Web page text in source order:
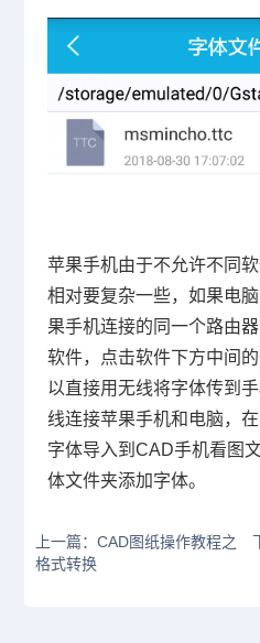
苹果手机由于不允许不同
相对要复杂一些，如果电
果手机连接的同一个路由
软件，点击软件下方中间的
以直接用无线将字体传到
线连接苹果手机和电脑，
字体导入到 CAD手机看图
体文件夹添加字体。
上一篇：CAD图纸操作教程之
格式转换